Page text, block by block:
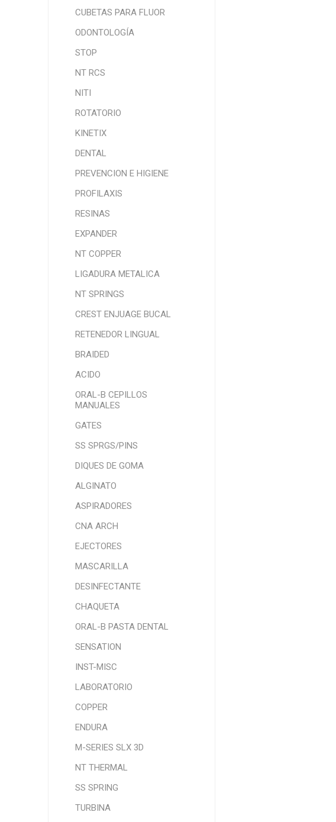
CUBETAS PARA FLUOR
ODONTOLOGÍA
STOP
NT RCS
NITI
ROTATORIO
KINETIX
DENTAL
PREVENCION E HIGIENE
PROFILAXIS
RESINAS
EXPANDER
NT COPPER
LIGADURA METALICA
NT SPRINGS
CREST ENJUAGE BUCAL
RETENEDOR LINGUAL
BRAIDED
ACIDO
ORAL-B CEPILLOS
MANUALES
GATES
SS SPRGS/PINS
DIQUES DE GOMA
ALGINATO
ASPIRADORES
CNA ARCH
EJECTORES
MASCARILLA
DESINFECTANTE
CHAQUETA
ORAL-B PASTA DENTAL
SENSATION
INST-MISC
LABORATORIO
COPPER
ENDURA
M-SERIES SLX 3D
NT THERMAL
SS SPRING
TURBINA